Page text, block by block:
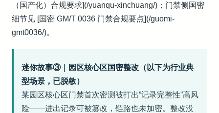
（国产化）合规要求](/yuanqu-xinchuang/)；门禁侧国密
细节见 [国密 GM/T 0036 门禁合规要点](/guomi-
gmt0036/)。
迷你故事③｜园区核心区国密整改（以下为行业典
型场景，已脱敏）
某园区核心区门禁首次密测被打出”记录完整性”高风
险——进出记录可被篡改，链路也未加密。整改没